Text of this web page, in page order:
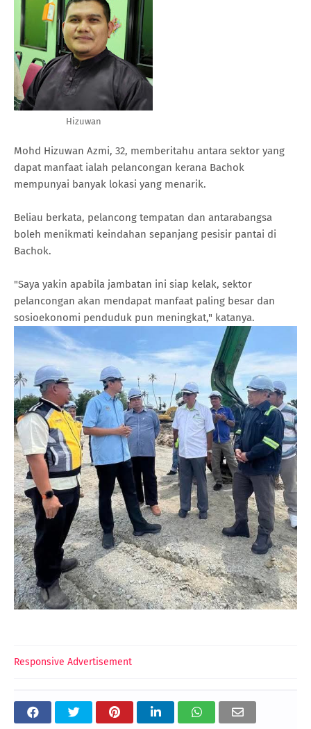
Hizuwan
Mohd Hizuwan Azmi, 32, memberitahu antara sektor yang
dapat manfaat ialah pelancongan kerana Bachok
mempunyai banyak lokasi yang menarik.
Beliau berkata, pelancong tempatan dan antarabangsa
boleh menikmati keindahan sepanjang pesisir pantai di
Bachok.
"Saya yakin apabila jambatan ini siap kelak, sektor
pelancongan akan mendapat manfaat paling besar dan
sosioekonomi penduduk pun meningkat," katanya.
Responsive Advertisement